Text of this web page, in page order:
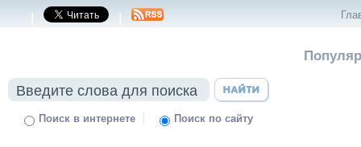
| |
Поиск в интернете | Поиск по сайту